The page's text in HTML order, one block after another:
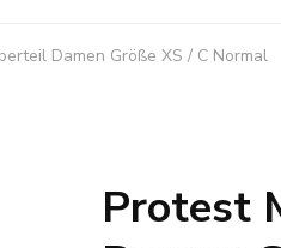
Damen Größe XS / C Normal
Protest